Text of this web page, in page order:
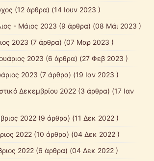
(12 άρθρα) (14 Ιουν 2023 )
- Μάιος 2023 (9 άρθρα) (08 Μάι 2023 )
2023 (7 άρθρα) (07 Μαρ 2023 )
2023 (6 άρθρα) (27 Φεβ 2023 )
2023 (7 άρθρα) (19 Ιαν 2023 )
Δεκεμβρίου 2022 (3 άρθρα) (17 Ιαν
2022 (9 άρθρα) (11 Δεκ 2022 )
2022 (10 άρθρα) (04 Δεκ 2022 )
2022 (6 άρθρα) (04 Δεκ 2022 )